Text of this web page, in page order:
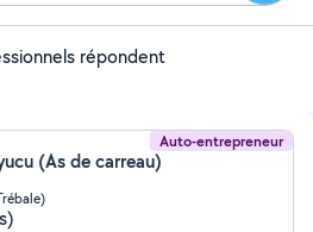
répondent
Auto-entrepreneur
(As de carreau)